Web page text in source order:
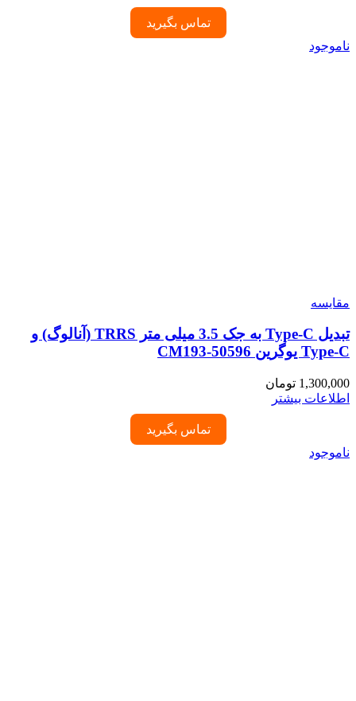
تماس بگیرید
ناموجود
مقایسه
تبدیل Type-C به جک 3.5 میلی متر TRRS (آنالوگ) و
Type-C یوگرین 50596-CM193
1,300,000 تومان
اطلاعات بیشتر
تماس بگیرید
ناموجود